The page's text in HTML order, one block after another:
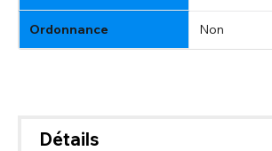
Ordonnance Non
Détails